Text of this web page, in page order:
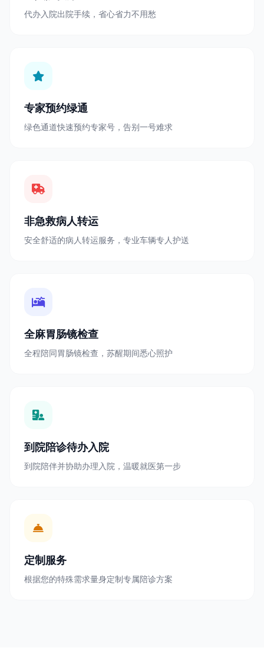
代办入院出院手续，省心省力不用愁
专家预约绿通
绿色通道快速预约专家号，告别一号难求
非急救病人转运
安全舒适的病人转运服务，专业车辆专人护送
全麻胃肠镜检查
全程陪同胃肠镜检查，苏醒期间悉心照护
到院陪诊待办入院
到院陪伴并协助办理入院，温暖就医第一步
定制服务
根据您的特殊需求量身定制专属陪诊方案